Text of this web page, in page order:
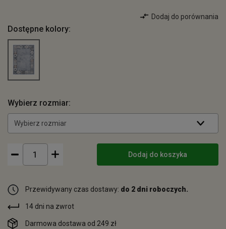
Dodaj do porównania
Dostępne kolory:
Wybierz rozmiar:
Wybierz rozmiar
Dodaj do koszyka
Przewidywany czas dostawy: do 2 dni roboczych.
14 dni na zwrot
Darmowa dostawa od 249 zł